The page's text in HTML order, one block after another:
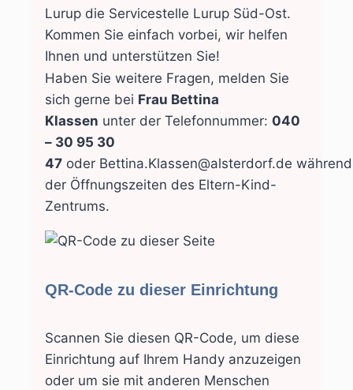
Lurup die Servicestelle Lurup Süd-Ost.
Kommen Sie einfach vorbei, wir helfen
Ihnen und unterstützen Sie!
Haben Sie weitere Fragen, melden Sie
sich gerne bei Frau Bettina
Klassen unter der Telefonnummer: 040
– 30 95 30
47 oder Bettina.Klassen@alsterdorf.de während
der Öffnungszeiten des Eltern-Kind-
Zentrums.
QR-Code zu dieser Einrichtung
Scannen Sie diesen QR-Code, um diese
Einrichtung auf Ihrem Handy anzuzeigen
oder um sie mit anderen Menschen